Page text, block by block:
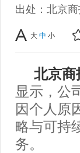
出处：北京商
大 中 小
北京商
显示，公
因个人原
略与可持
务。